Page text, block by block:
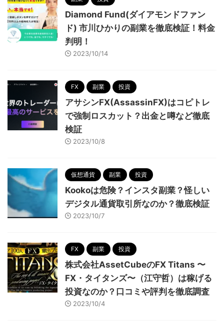
Diamond Fund(ダイアモンドファン
ド) 市川ひかりの副業を徹底検証！料金
判明！
2023/10/14
FX 副業 投資
アサシンFX(AssassinFX)はコピトレ
で強制ロスカット？出金と噂など徹底
検証
2023/10/8
仮想通貨 副業 投資
Kookoは危険？インスタ副業？怪しい
デジタル通貨取引所なのか？徹底検証
2023/10/7
FX 副業 投資
株式会社AssetCubeのFX Titans 〜
FX・タイタンズ〜（江守哲）は稼げる
投資なのか？口コミや評判を徹底調査
2023/10/4